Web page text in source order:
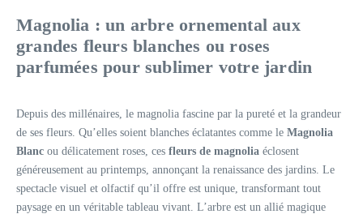
Magnolia : un arbre ornemental aux
grandes fleurs blanches ou roses
parfumées pour sublimer votre jardin
Depuis des millénaires, le magnolia fascine par la pureté et la grandeur
de ses fleurs. Qu’elles soient blanches éclatantes comme le Magnolia
Blanc ou délicatement roses, ces fleurs de magnolia éclosent
généreusement au printemps, annonçant la renaissance des jardins. Le
spectacle visuel et olfactif qu’il offre est unique, transformant tout
paysage en un véritable tableau vivant. L’arbre est un allié magique